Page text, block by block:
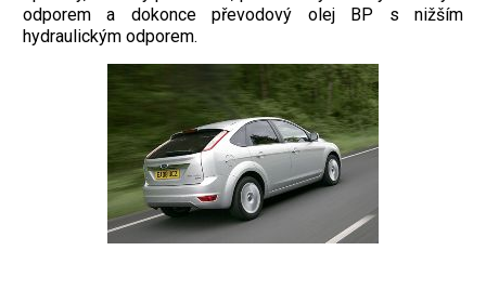
odporem a dokonce převodový olej BP s nižším
hydraulickým odporem.